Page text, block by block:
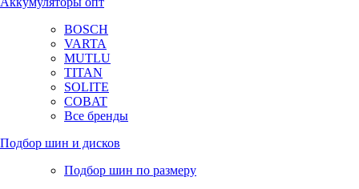
BOSCH
VARTA
MUTLU
TITAN
SOLITE
COBAT
Все бренды
Подбор шин и дисков
Подбор шин по размеру